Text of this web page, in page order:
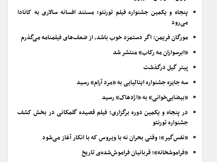
پنجاه و یکمین جشنواره فیلم تورنتو؛ مستند افسانه سالاری به کانادا
می‌رود
مورگان فریمن: اگر دستمزد خوب باشد، از ضعف‌های فیلمنامه می‌گذرم
«ابرسواران مه رکاب» منتشر شد
پیتر گیل درگذشت
سه جایزه جشنواره ایتالیایی به «مرد آرام» رسید
«بیضایی‌خوانی» به «اژدهاک» رسید
در پنجاه و یکمین دوره برگزاری؛ فیلم قصیده گلمکانی در بخش کشف
جشنواره تورنتو
«نفس‌گیر»؛ وقتی بحران نه با ویروس که با انکار آغاز می‌شود
«فراموشخانه»؛ قربانیان فراموش‌شده‌ی تاریخ